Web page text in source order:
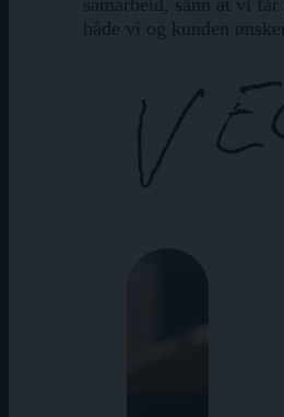
både vi og kunden